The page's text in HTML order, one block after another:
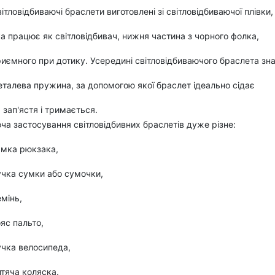
браслети виготовлені зі світловідбиваючої плівки,
працює як світловідбивач, нижня частина з чорного фолка,
при дотику. Усередині світловідбиваючого браслета
пружина, за допомогою якої браслет ідеально сідає
зап'ястя і тримається.
застосування світловідбивних браслетів дуже різне:
рюкзака,
сумки або сумочки,
пальто,
велосипеда,
коляска.